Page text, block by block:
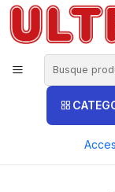
Inicio Fotografía y
Cámaras Insta360
Protector pantalla